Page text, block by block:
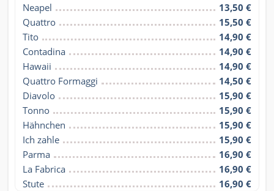
Neapel
13,50 €
Quattro
15,50 €
Tito
14,90 €
Contadina
14,90 €
Hawaii
14,90 €
Quattro Formaggi
14,50 €
Diavolo
15,90 €
Tonno
15,90 €
Hähnchen
15,90 €
Ich zahle
15,90 €
Parma
16,90 €
La Fabrica
16,90 €
Stute
16,90 €